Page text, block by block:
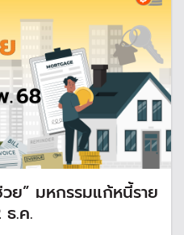
ย” มหกรรมแก้หนี้ราย
ธ.ค.